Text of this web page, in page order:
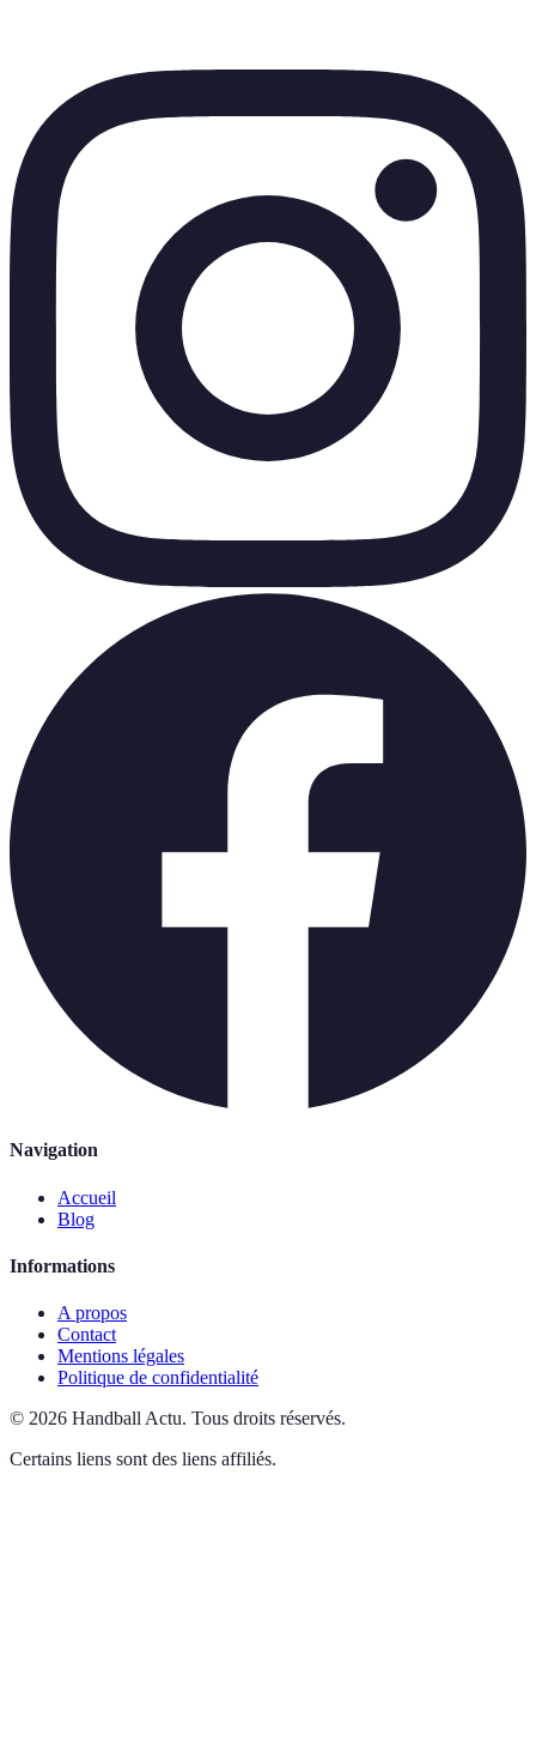
Navigation
Accueil
Blog
Informations
A propos
Contact
Mentions légales
Politique de confidentialité
© 2026 Handball Actu. Tous droits réservés.
Certains liens sont des liens affiliés.